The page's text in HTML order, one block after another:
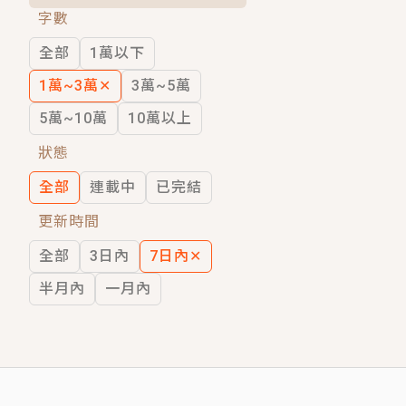
穿越｜《穿越遠古後成了野人娘子》你
字數
全部
1萬以下
1萬~3萬 ✕
3萬~5萬
5萬~10萬
10萬以上
狀態
全部
連載中
已完結
更新時間
全部
3日內 7日內 ✕
半月內
一月內